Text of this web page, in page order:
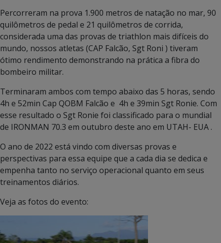
Percorreram na prova 1.900 metros de natação no mar, 90
quilômetros de pedal e 21 quilômetros de corrida,
considerada uma das provas de triathlon mais difíceis do
mundo, nossos atletas (CAP Falcão, Sgt Roni ) tiveram
ótimo rendimento demonstrando na prática a fibra do
bombeiro militar.
Terminaram ambos com tempo abaixo das 5 horas, sendo
4h e 52min Cap QOBM Falcão e 4h e 39min Sgt Ronie. Com
esse resultado o Sgt Ronie foi classificado para o mundial
de IRONMAN 70.3 em outubro deste ano em UTAH- EUA .
O ano de 2022 está vindo com diversas provas e
perspectivas para essa equipe que a cada dia se dedica e
empenha tanto no serviço operacional quanto em seus
treinamentos diários.
Veja as fotos do evento: